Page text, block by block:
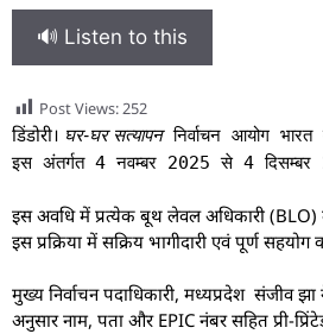
🔊 Listen to this
Post Views:252
डिंडोरी। घर-घर सत्यापननिर्वाचन आयोग
इस अंतर्गत 4 नवम्बर 2025 से 4 दिसम्बर
इस अवधि में प्रत्येक बूथ लेवल अधिकारी (BLO)
इस प्रक्रिया में सक्रिय भागीदारी एवं पूर्ण
मुख्य निर्वाचन पदाधिकारी, मध्यप्रदेश
अनुसार नाम, पता और EPIC नंबर सहित प्री-